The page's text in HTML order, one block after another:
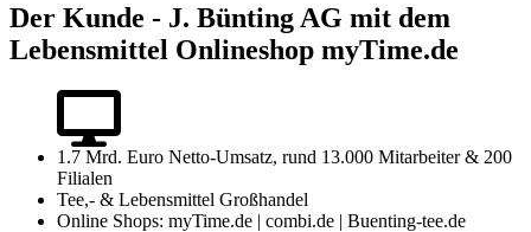
Der Kunde - J. Bünting AG mit dem
Lebensmittel Onlineshop myTime.de
1.7 Mrd. Euro Netto-Umsatz, rund 13.000 Mitarbeiter & 200
Filialen
Tee,- & Lebensmittel Großhandel
Online Shops: myTime.de | combi.de | Buenting-tee.de